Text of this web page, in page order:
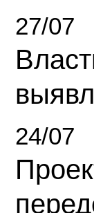
27/07
24/07